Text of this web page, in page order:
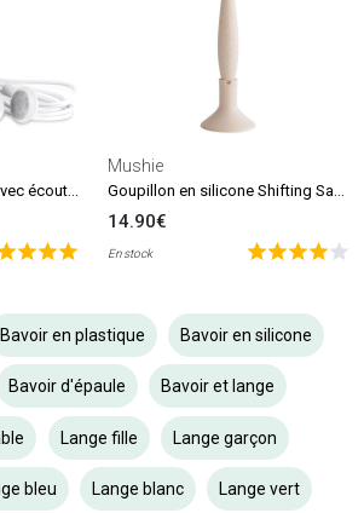
Mushie
14.90€
En stock
Bavoir en plastique Bavoir en silicone
Bavoir d'épaule Bavoir et lange
Lange fille Lange garçon
bleu Lange blanc Lange vert